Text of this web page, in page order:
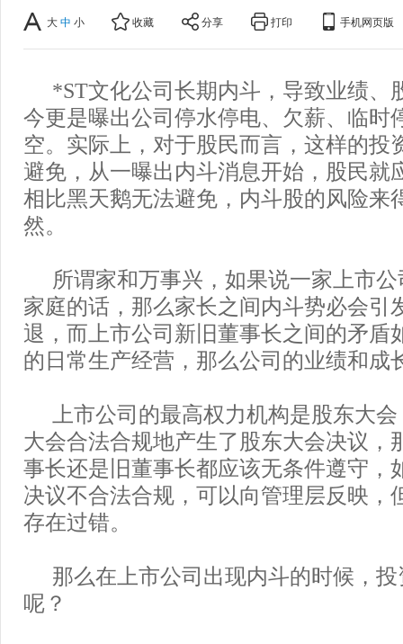
大 中 小 收藏 分享 打印 手机网页版
*ST文化公司长期内斗，导致业绩、
今更是曝出公司停水停电、欠薪、临时
空。实际上，对于股民而言，这样的投
避免，从一曝出内斗消息开始，股民就
相比黑天鹅无法避免，内斗股的风险来
然。
所谓家和万事兴，如果说一家上市
家庭的话，那么家长之间内斗势必会引
退，而上市公司新旧董事长之间的矛盾
的日常生产经营，那么公司的业绩和成
上市公司的最高权力机构是股东大
大会合法合规地产生了股东大会决议，
事长还是旧董事长都应该无条件遵守，
决议不合法合规，可以向管理层反映，
存在过错。
那么在上市公司出现内斗的时候，
呢？